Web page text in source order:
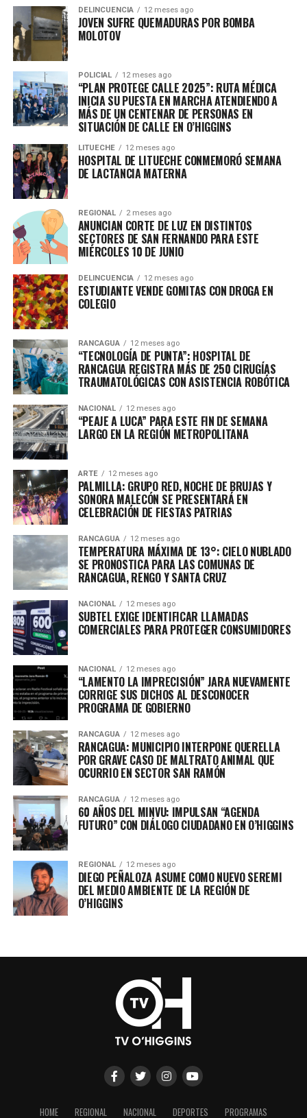
DELINCUENCIA 12 meses ago
JOVEN SUFRE QUEMADURAS POR BOMBA
MOLOTOV
POLICIAL 12 meses ago
“PLAN PROTEGE CALLE 2025”: RUTA MÉDICA
INICIA SU PUESTA EN MARCHA ATENDIENDO A
MÁS DE UN CENTENAR DE PERSONAS EN
SITUACIÓN DE CALLE EN O’HIGGINS
LITUECHE 12 meses ago
HOSPITAL DE LITUECHE CONMEMORÓ SEMANA
DE LACTANCIA MATERNA
REGIONAL 2 meses ago
ANUNCIAN CORTE DE LUZ EN DISTINTOS
SECTORES DE SAN FERNANDO PARA ESTE
MIÉRCOLES 10 DE JUNIO
DELINCUENCIA 12 meses ago
ESTUDIANTE VENDE GOMITAS CON DROGA EN
COLEGIO
RANCAGUA 12 meses ago
“TECNOLOGÍA DE PUNTA”: HOSPITAL DE
RANCAGUA REGISTRA MÁS DE 250 CIRUGÍAS
TRAUMATOLÓGICAS CON ASISTENCIA ROBÓTICA
NACIONAL 12 meses ago
“PEAJE A LUCA” PARA ESTE FIN DE SEMANA
LARGO EN LA REGIÓN METROPOLITANA
ARTE 12 meses ago
PALMILLA: GRUPO RED, NOCHE DE BRUJAS Y
SONORA MALECÓN SE PRESENTARÁ EN
CELEBRACIÓN DE FIESTAS PATRIAS
RANCAGUA 12 meses ago
TEMPERATURA MÁXIMA DE 13°: CIELO NUBLADO
SE PRONOSTICA PARA LAS COMUNAS DE
RANCAGUA, RENGO Y SANTA CRUZ
NACIONAL 12 meses ago
SUBTEL EXIGE IDENTIFICAR LLAMADAS
COMERCIALES PARA PROTEGER CONSUMIDORES
NACIONAL 12 meses ago
“LAMENTO LA IMPRECISIÓN” JARA NUEVAMENTE
CORRIGE SUS DICHOS AL DESCONOCER
PROGRAMA DE GOBIERNO
RANCAGUA 12 meses ago
RANCAGUA: MUNICIPIO INTERPONE QUERELLA
POR GRAVE CASO DE MALTRATO ANIMAL QUE
OCURRIO EN SECTOR SAN RAMÓN
RANCAGUA 12 meses ago
60 AÑOS DEL MINVU: IMPULSAN “AGENDA
FUTURO” CON DIÁLOGO CIUDADANO EN O’HIGGINS
REGIONAL 12 meses ago
DIEGO PEÑALOZA ASUME COMO NUEVO SEREMI
DEL MEDIO AMBIENTE DE LA REGIÓN DE
O’HIGGINS
HOME REGIONAL NACIONAL DEPORTES PROGRAMAS